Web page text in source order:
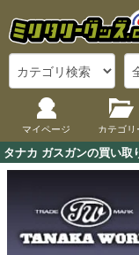
タナカ ガスガンの買い
マイページ カテゴリ